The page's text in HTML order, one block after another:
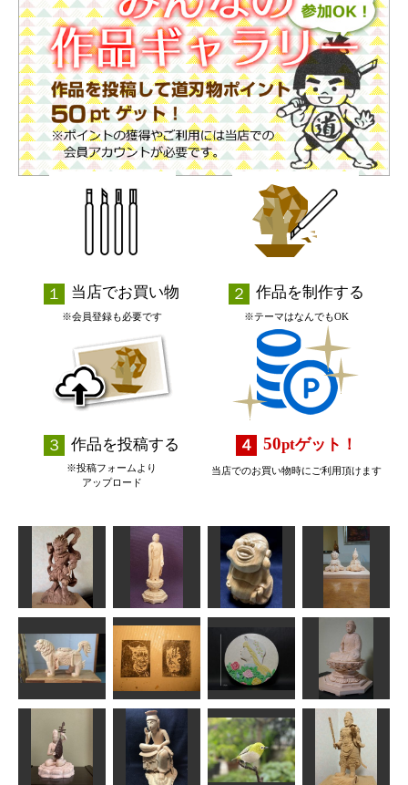
当店でお買い物
※会員登録も必要です
作品を制作する
※テーマはなんでもOK
作品を投稿する
※投稿フォームより
アップロード
50ptゲット！
当店でのお買い物時にご利用頂けます
深沙大将
阿弥陀如来立
像
takkymouse
布袋様
俊造
お雛様
こばさん
獅子
なんぺい
にいさんとお
とうと
GUNTAP
薔薇と少女
shadow
阿弥陀如来坐
像
ラッキー